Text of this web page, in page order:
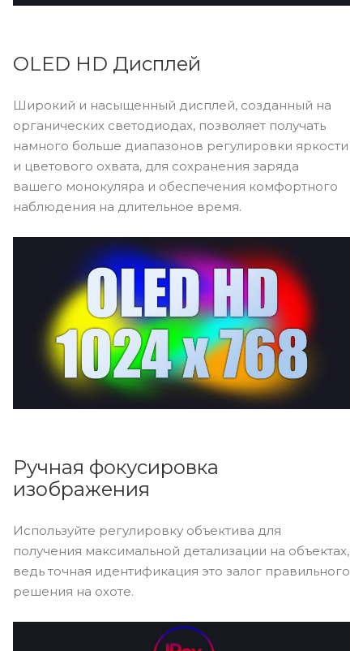
OLED HD Дисплей
Широкий и насыщенный дисплей, созданный на
органических светодиодах, позволяет получать
намного больше диапазонов регулировки яркости
и цветового охвата, для сохранения заряда
вашего монокуляра и обеспечения комфортного
наблюдения на длительное время.
Ручная фокусировка
изображения
Используйте регулировку объектива для
получения максимальной детализации на объектах,
ведь точная идентификация это залог правильного
решения на охоте.